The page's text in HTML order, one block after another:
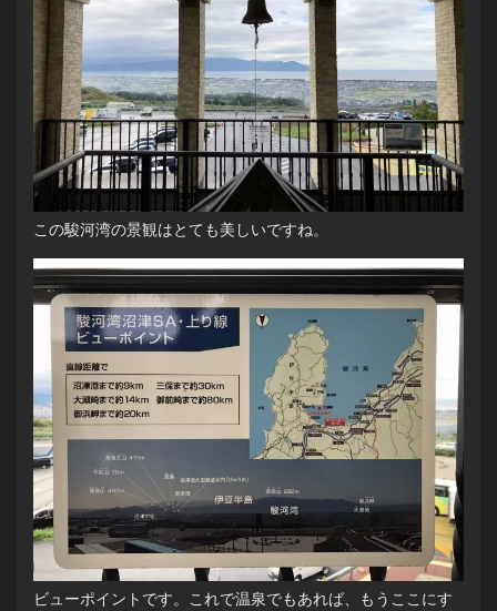
この駿河湾の景観はとても美しいですね。
ビューポイントです。これで温泉でもあれば、もうここにす